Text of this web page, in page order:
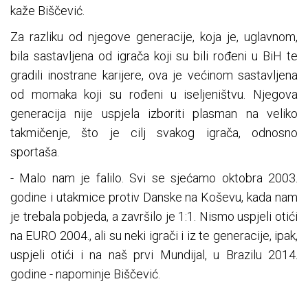
kaže Biščević.
Za razliku od njegove generacije, koja je, uglavnom,
bila sastavljena od igrača koji su bili rođeni u BiH te
gradili inostrane karijere, ova je većinom sastavljena
od momaka koji su rođeni u iseljeništvu. Njegova
generacija nije uspjela izboriti plasman na veliko
takmičenje, što je cilj svakog igrača, odnosno
sportaša.
- Malo nam je falilo. Svi se sjećamo oktobra 2003.
godine i utakmice protiv Danske na Koševu, kada nam
je trebala pobjeda, a završilo je 1:1. Nismo uspjeli otići
na EURO 2004., ali su neki igrači i iz te generacije, ipak,
uspjeli otići i na naš prvi Mundijal, u Brazilu 2014.
godine - napominje Biščević.